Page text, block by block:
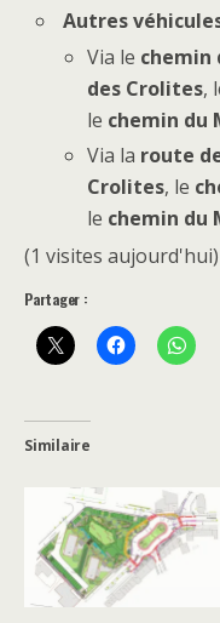
Autres
Via le chemin
des Crolites,
le chemin du
Via la route
Crolites, le
le chemin du
(1 visites aujourd'hui)
Partager :
Similaire